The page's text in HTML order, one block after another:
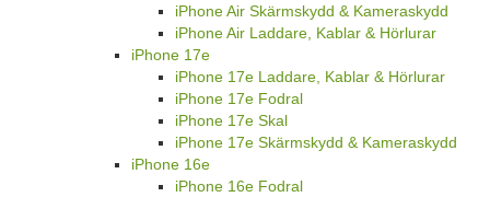
iPhone Air Skärmskydd & Kameraskydd
iPhone Air Laddare, Kablar & Hörlurar
iPhone 17e
iPhone 17e Laddare, Kablar & Hörlurar
iPhone 17e Fodral
iPhone 17e Skal
iPhone 17e Skärmskydd & Kameraskydd
iPhone 16e
iPhone 16e Fodral